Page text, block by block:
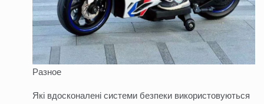
Разное
Які вдосконалені системи безпеки використовуються